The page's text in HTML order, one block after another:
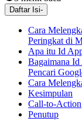
Daftar Isi-
Cara
Peringkat di
Apa itu Id
Bagaimana
Pencari
Cara
Kesimpulan
Call-to-Action
Penutup